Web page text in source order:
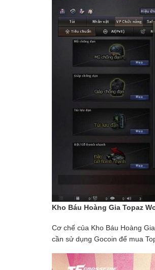
Kho Báu Hoàng Gia Topaz
Cơ chế của Kho Báu Hoàng
cần sử dụng Gocoin để mua